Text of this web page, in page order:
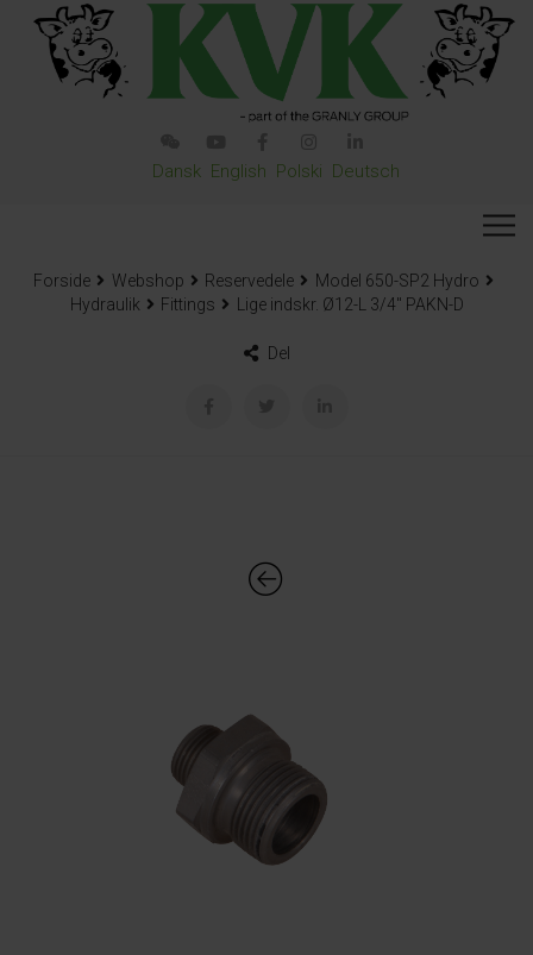
Dansk English Polski Deutsch
Forside Webshop Reservedele
Model 650-SP2 Hydro
Hydraulik
Fittings Lige indskr. Ø12-L 3/4″ PAKN-D
Del